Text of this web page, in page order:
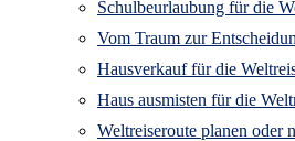
Schulbeurlaubung für die
Vom Traum zur
Hausverkauf für die
Haus ausmisten für die
Weltreiseroute planen oder